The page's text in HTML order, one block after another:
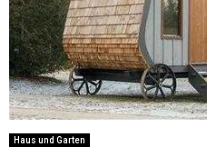
Haus und Garten